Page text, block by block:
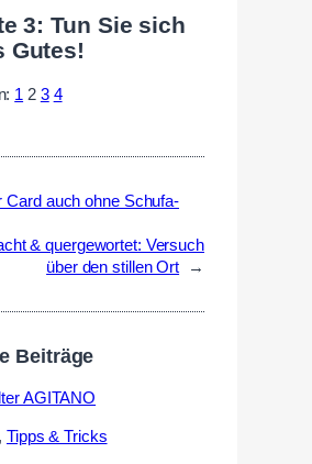
3: Tun Sie sich
Gutes!
1 2 3 4
Card auch ohne Schufa-
& quergewortet: Versuch
über den stillen Ort
→
Beiträge
, Tipps & Tricks